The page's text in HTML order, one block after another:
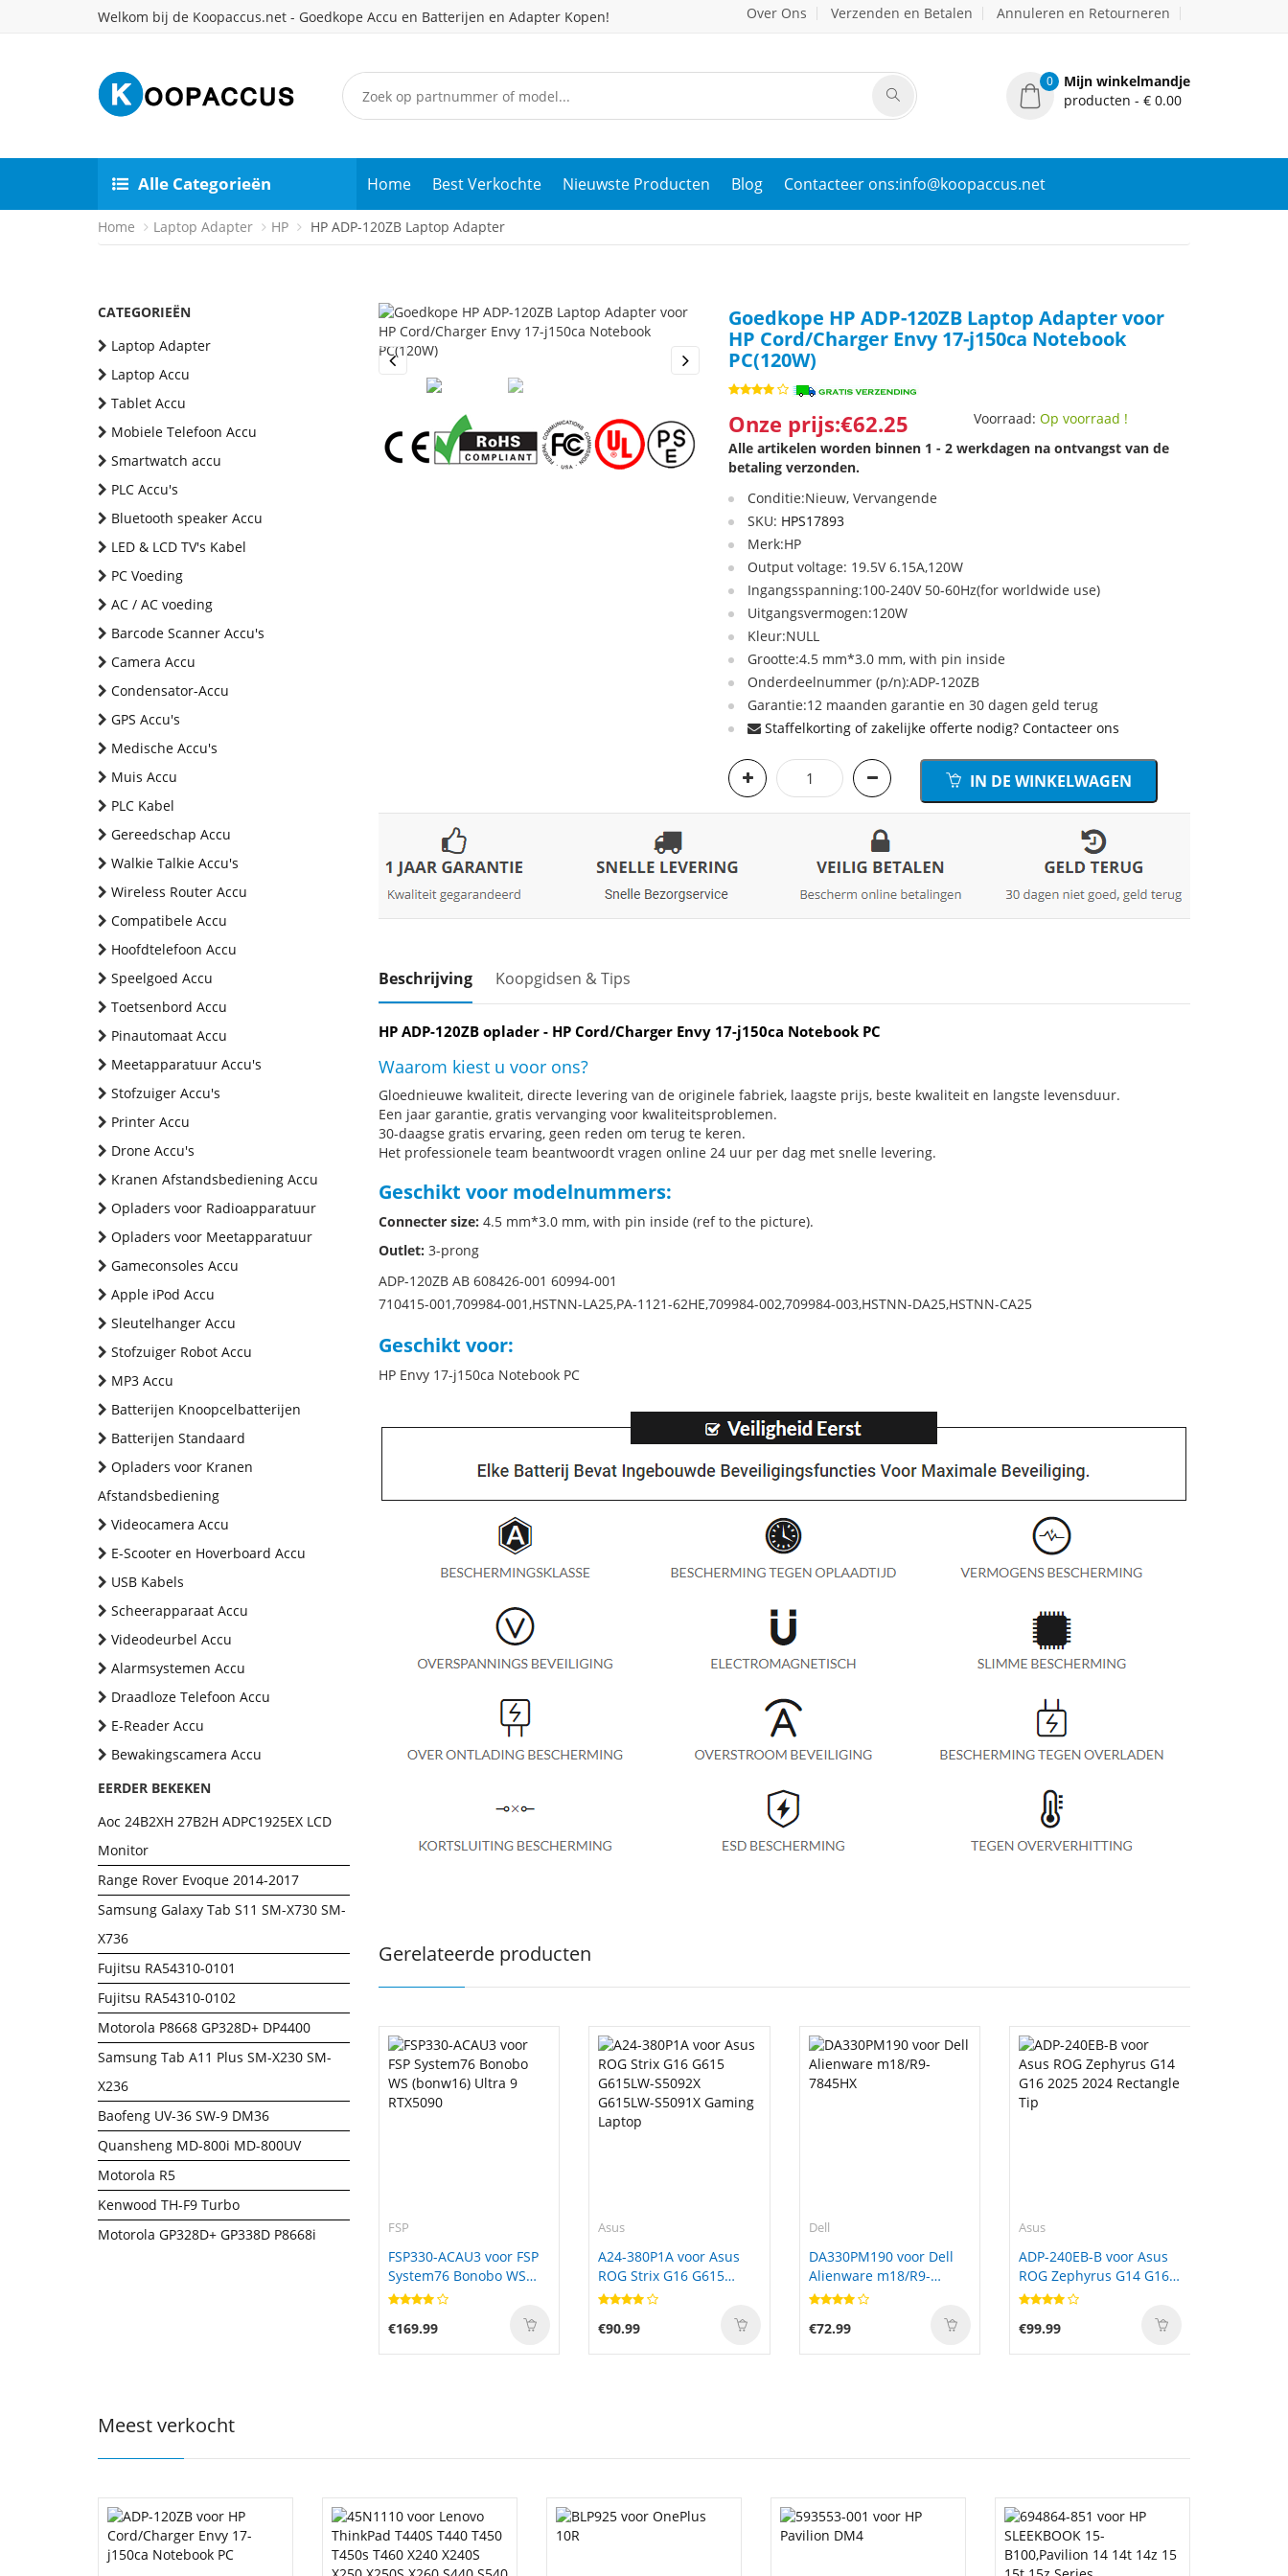
Welkom bij de Koopaccus.net - Goedkope Accu en Batterijen en Adapter Kopen! Over Ons Verzenden en Betalen Annuleren en Retourneren
0
Mijn winkelmandje
producten - € 0.00
Alle Categorieën Home Best Verkochte Nieuwste Producten Blog Contacteer ons:info@koopaccus.net
Home Laptop Adapter HP HP ADP-120ZB Laptop Adapter
CATEGORIEËN
Laptop Adapter
Laptop Accu
Tablet Accu
Mobiele Telefoon Accu
Smartwatch accu
PLC Accu's
Bluetooth speaker Accu
LED & LCD TV's Kabel
PC Voeding
AC / AC voeding
Barcode Scanner Accu's
Camera Accu
Condensator-Accu
GPS Accu's
Medische Accu's
Muis Accu
PLC Kabel
Gereedschap Accu
Walkie Talkie Accu's
Wireless Router Accu
Compatibele Accu
Hoofdtelefoon Accu
Speelgoed Accu
Toetsenbord Accu
Pinautomaat Accu
Meetapparatuur Accu's
Stofzuiger Accu's
Printer Accu
Drone Accu's
Kranen Afstandsbediening Accu
Opladers voor Radioapparatuur
Opladers voor Meetapparatuur
Gameconsoles Accu
Apple iPod Accu
Sleutelhanger Accu
Stofzuiger Robot Accu
MP3 Accu
Batterijen Knoopcelbatterijen
Batterijen Standaard
Opladers voor Kranen
Afstandsbediening
Videocamera Accu
E-Scooter en Hoverboard Accu
USB Kabels
Scheerapparaat Accu
Videodeurbel Accu
Alarmsystemen Accu
Draadloze Telefoon Accu
E-Reader Accu
Bewakingscamera Accu
EERDER BEKEKEN
Aoc 24B2XH 27B2H ADPC1925EX LCD
Monitor
Range Rover Evoque 2014-2017
Samsung Galaxy Tab S11 SM-X730 SM-
X736
Fujitsu RA54310-0101
Fujitsu RA54310-0102
Motorola P8668 GP328D+ DP4400
Samsung Tab A11 Plus SM-X230 SM-
X236
Baofeng UV-36 SW-9 DM36
Quansheng MD-800i MD-800UV
Motorola R5
Kenwood TH-F9 Turbo
Motorola GP328D+ GP338D P8668i
Previous
Goedkope HP ADP-120ZB Laptop Adapter voor
HP Cord/Charger Envy 17-j150ca Notebook
PC(120W)
Onze prijs:€62.25 Voorraad:Op voorraad !
Alle artikelen worden binnen 1 - 2 werkdagen na ontvangst van de
betaling verzonden.
Conditie:Nieuw, Vervangende
SKU: HPS17893
Merk:HP
Output voltage: 19.5V 6.15A,120W
Ingangsspanning:100-240V 50-60Hz(for worldwide use)
Uitgangsvermogen:120W
Kleur:NULL
Grootte:4.5 mm*3.0 mm, with pin inside
Onderdeelnummer (p/n):ADP-120ZB
Garantie:12 maanden garantie en 30 dagen geld terug
Staffelkorting of zakelijke offerte nodig? Contacteer ons
IN DE WINKELWAGEN
Beschrijving Koopgidsen & Tips
HP ADP-120ZB oplader - HP Cord/Charger Envy 17-j150ca Notebook PC
Waarom kiest u voor ons?
Gloednieuwe kwaliteit, directe levering van de originele fabriek, laagste prijs, beste kwaliteit en langste levensduur.
Een jaar garantie, gratis vervanging voor kwaliteitsproblemen.
30-daagse gratis ervaring, geen reden om terug te keren.
Het professionele team beantwoordt vragen online 24 uur per dag met snelle levering.
Geschikt voor modelnummers:
Connecter size: 4.5 mm*3.0 mm, with pin inside (ref to the picture).
Outlet: 3-prong
ADP-120ZB AB 608426-001 60994-001
710415-001,709984-001,HSTNN-LA25,PA-1121-62HE,709984-002,709984-003,HSTNN-DA25,HSTNN-CA25
Geschikt voor:
HP Envy 17-j150ca Notebook PC
Gerelateerde producten
FSP
FSP330-ACAU3 voor FSP
System76 Bonobo WS
(bonw16) Ultra 9
€169.99
Asus
A24-380P1A voor Asus
ROG Strix G16 G615
G615LW-S5092X
G615LW-S5091X Gaming
Laptop
€90.99
Dell
DA330PM190 voor Dell
Alienware m18/R9-
7845HX
€72.99
Asus
ADP-240EB-B voor Asus
ROG Zephyrus G14 G16
2025 2024 Rectangle Tip
€99.99
Meest verkocht